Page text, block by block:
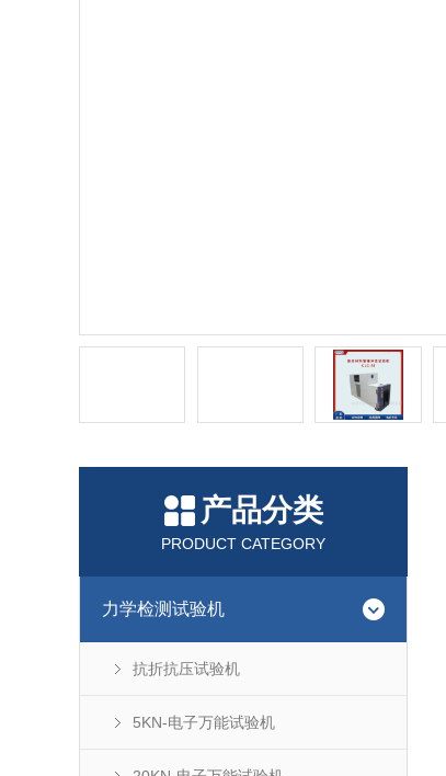
产品分类
PRODUCT CATEGORY
力学检测试验机
抗折抗压试验机
5KN-电子万能试验机